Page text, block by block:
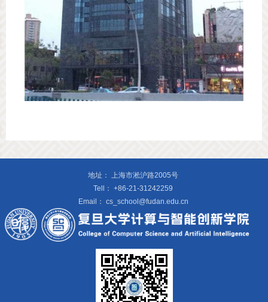
地址： 上海市淞沪路2005号
Tell： +86-21-31242259
Email： cs_school@fudan.edu.cn